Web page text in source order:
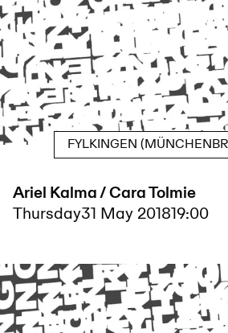
FYLKINGEN
Ariel Kalma / Cara Tolmie
Thursday31 May 201819:00